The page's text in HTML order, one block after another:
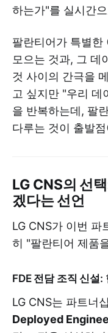
하는가"를 실시간
팔란티어가 특별한
모으는 것과, 그 데
것 사이의 간극을
고 싶지만 "우리 데
을 반복하는데, 팔
다루는 것이 출발
LG CNS의 선
겠다는 선언
LG CNS가 이번 파
히 "팔란티어 제품
FDE 전담 조직 신설:
LG CNS는 파트너
Deployed